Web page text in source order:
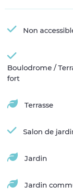
Non
Boulodrome /
fort
Terrasse
Salon de
Jardin
Jardin